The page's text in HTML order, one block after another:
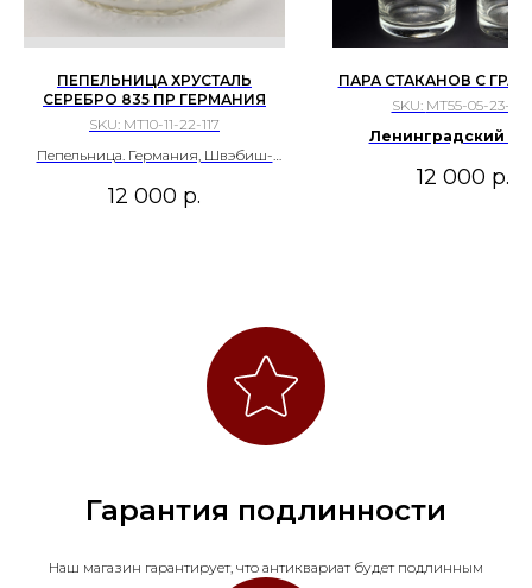
ПЕПЕЛЬНИЦА ХРУСТАЛЬ
СЕРЕБРО 835 ПР ГЕРМАНИЯ
SKU: MT10-11-22-117
Пепельница. Германия, Швэбиш-
половина XX в. Хрусталь, резьба,
12 000 р.
ПАРА СТАКАНОВ С
SKU: МТ55-05-23-
Ленинградский
стекла.СССР, 1960-
12 000 р.
Гарантия подлинности
Наш магазин гарантирует, что антиквариат будет подлинным